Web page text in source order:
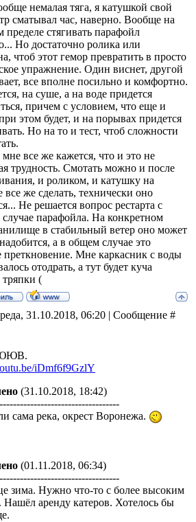
немалая тяга, я катушкой свой
сматывал час, наверно. Вообще на
пределе стягивать парафойл
Но достаточно ролика или
чтоб этот гемор превратить в просто
упражнение. Один виснет, другой
все вполне посильно и комфортно.
на суше, а на воде придется
причем с условием, что еще и
этом будет, и на порывах придется
Но на то и тест, чтоб сложности
все же кажется, что и это не
трудность. Смотать можно и после
и роликом, и катушку на
все же сделать, технически оно
Не решается вопрос рестарта с
парафойла. На конкретном
в стабильный ветер оно может
а в общем случае это
преткновение. Мне каркасник с воды
отодрать, а тут будет куча
(
31.10.2018, 06:20 | Сообщение #
ЮЮВ.
iDmf6f9GzlY
(31.10.2018, 18:42)
сама река, окрест Воронежа.
(01.11.2018, 06:34)
зима. Нужно что-то с более высоким
Нашёл аренду катеров. Хотелось бы